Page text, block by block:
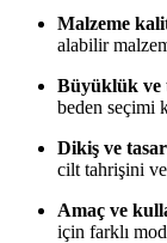
Malzeme
alabilir
Büyüklük ve
beden seçimi
Dikiş ve
cilt tahrişini
Amaç ve
için farklı